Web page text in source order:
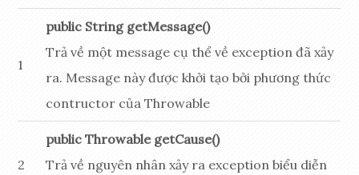
1
public String getMessage()
Trả về một message cụ thể về exception đã xảy
ra. Message này được khởi tạo bởi phương thức
contructor của Throwable
2
public Throwable getCause()
Trả về nguyên nhân xảy ra exception biểu diễn